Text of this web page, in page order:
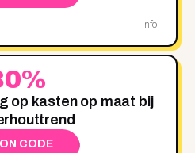
Info
op kasten op maat bij
CODE